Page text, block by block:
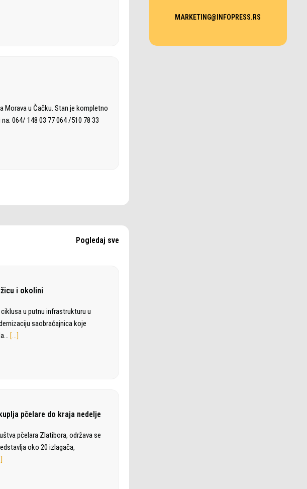
u Čačku. Stan je kompletno
064/ 148 03 77 064 /510 78 33
Pogledaj sve
i okolini
u putnu infrastrukturu u
saobraćajnica koje
[…]
pčelare do kraja nedelje
pčelara Zlatibora, održava se
oko 20 izlagača,
MARKETING@INFOPRESS.RS